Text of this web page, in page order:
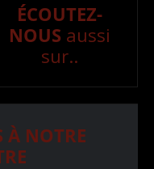
ÉCOUTEZ-
NOUS aussi
sur..
À NOTRE